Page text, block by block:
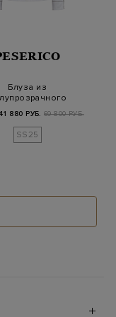
Блуза из
окантовкой P…
41 880 РУБ. 69 800 РУБ.
SS25